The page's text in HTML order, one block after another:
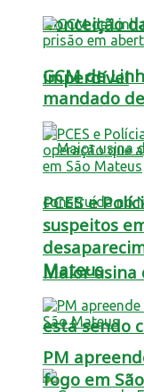
Conceição
imperdível
Maior usina
está sendo
GCM de
mandado
PCES e
suspeitos
Mateus
PM
fogo em